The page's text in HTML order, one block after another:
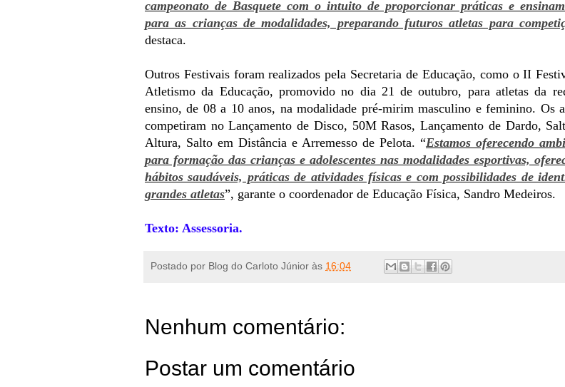
campeonato de Basquete com o intuito de proporcionar práticas e
para as crianças de modalidades, preparando futuros atletas para
destaca.
Outros Festivais foram realizados pela Secretaria de Educação, como o II
Atletismo da Educação, promovido no dia 21 de outubro, para atletas da
ensino, de 08 a 10 anos, na modalidade pré-mirim masculino e feminino. Os
competiram no Lançamento de Disco, 50M Rasos, Lançamento de Dardo,
Altura, Salto em Distância e Arremesso de Pelota. “Estamos oferecendo
para formação das crianças e adolescentes nas modalidades esportivas,
hábitos saudáveis, práticas de atividades físicas e com possibilidades de
grandes atletas”, garante o coordenador de Educação Física, Sandro Medeiros.
Texto: Assessoria.
Postado por Blog do Carloto Júnior às 16:04
Nenhum comentário:
Postar um comentário